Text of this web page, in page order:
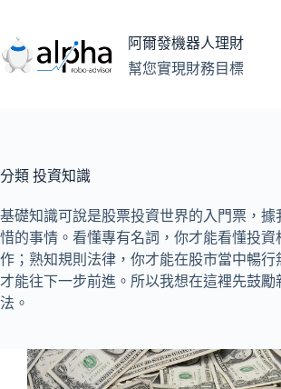
主
要
阿爾發機器人理財
幫您實現財務目標
分類 投資知識
基礎知識可說是股票投資世界的入門票，
惜的事情。看懂專有名詞，你才能看懂投
作；熟知規則法律，你才能在股市當中暢
才能往下一步前進。所以我想在這裡先鼓
法。